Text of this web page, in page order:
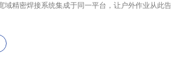
域精密焊接系统集成于同一平台，让户外作业从此